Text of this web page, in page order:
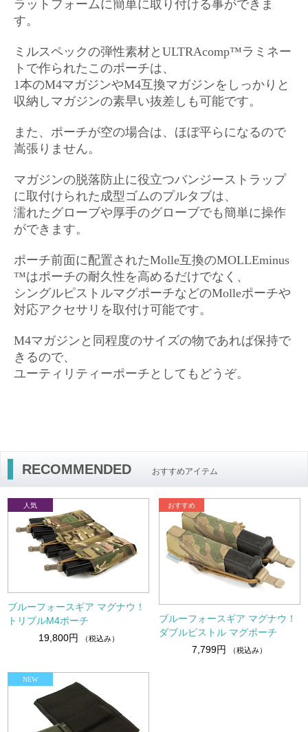
ラットフォームに簡単に取り付ける事ができま
す。
ミルスペックの弾性素材とULTRAcomp™ラミネー
トで作られたこのポーチは、
1本のM4マガジンやM4互換マガジンをしっかりと
収納し マガジンの素早い抜差しも可能です。
また、ポーチが空の場合は、ほぼ平らになるので
嵩張りません。
マガジンの脱落防止に役立つバンジーストラップ
に取付けられた成型ゴムのプルタブは、
濡れたグローブや厚手のグローブでも簡単に操作
ができます。
ポーチ前面に配置されたMolle互換のMOLLEminus
™はポーチの耐久性を高めるだけでなく、
シングルピストルマグポーチなどのMolleポーチや
対応アクセサリを取付け可能です。
M4マガジンと同程度のサイズの物であれば保持で
きるので、
ユーティリティーポーチとしてもどうぞ。
RECOMMENDED おすすめアイテム
ブルーフォースギア マグナウ！
トリプルM4ポーチ
19,800円
（税込み）
ブルーフォースギア マグナウ！
ダブルピストル マグポーチ
7,799円
（税込み）